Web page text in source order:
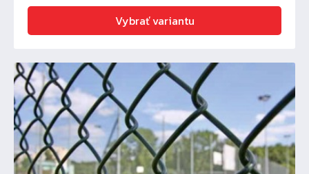
Vybrať variantu